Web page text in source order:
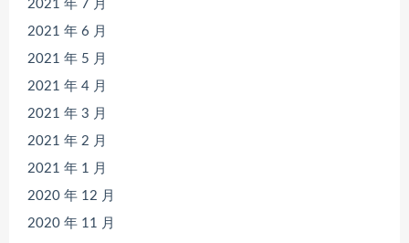
2021 年 7 月
2021 年 6 月
2021 年 5 月
2021 年 4 月
2021 年 3 月
2021 年 2 月
2021 年 1 月
2020 年 12 月
2020 年 11 月